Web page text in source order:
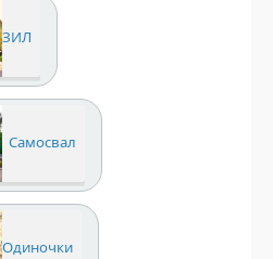
ЗИЛ
Самосвал
Одиночки